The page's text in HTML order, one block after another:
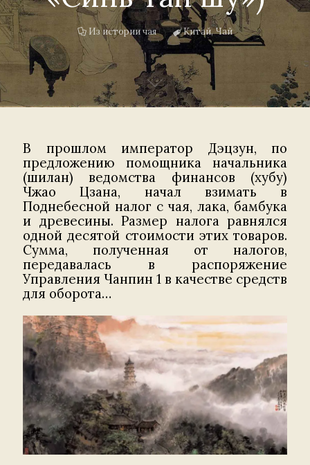
Из истории чая Китай,Чай
В прошлом император Дэцзун, по
предложению помощника начальника
(шилан) ведомства финансов (хубу)
Чжао Цзана, начал взимать в
Поднебесной налог с чая, лака, бамбука
и древесины. Размер налога равнялся
одной десятой стоимости этих товаров.
Сумма, полученная от налогов,
передавалась в распоряжение
Управления Чанпин 1 в качестве средств
для оборота…